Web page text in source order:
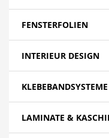
FENSTERFOLIEN
INTERIEUR DESIGN
KLEBEBANDSYSTEME
LAMINATE &